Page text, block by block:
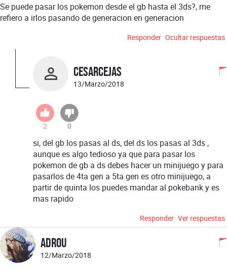
Se puede pasar los pokemon desde el gb hasta el 3ds?, me
refiero a irlos pasando de generacion en generacion
Responder Ocultar respuestas
CesarCejas
13/Marzo/2018
2 0
si, del gb los pasas al ds, del ds los pasas al 3ds ,
aunque es algo tedioso ya que para pasar los
pokemon de gb a ds debes hacer un minijuego y para
pasarlos de 4ta gen a 5ta gen es otro minijuego, a
partir de quinta los puedes mandar al pokebank y es
mas rapido
Responder Ver respuestas
Adrou
12/Marzo/2018